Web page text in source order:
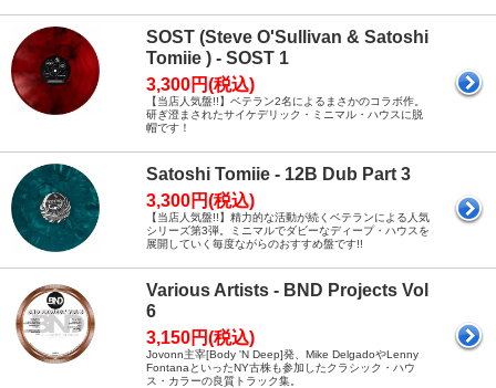
SOST (Steve O'Sullivan & Satoshi
Tomiie ) - SOST 1
3,300円(税込)
【当店人気盤!!】ベテラン2名によるまさかのコラボ作。
研ぎ澄まされたサイケデリック・ミニマル・ハウスに脱
帽です！
Satoshi Tomiie - 12B Dub Part 3
3,300円(税込)
【当店人気盤!!】精力的な活動が続くベテランによる人気
シリーズ第3弾。ミニマルでダビーなディープ・ハウスを
展開していく毎度ながらのおすすめ盤です!!
Various Artists - BND Projects Vol
6
3,150円(税込)
Jovonn主宰[Body 'N Deep]発、Mike DelgadoやLenny
FontanaといったNY古株も参加したクラシック・ハウ
ス・カラーの良質トラック集。